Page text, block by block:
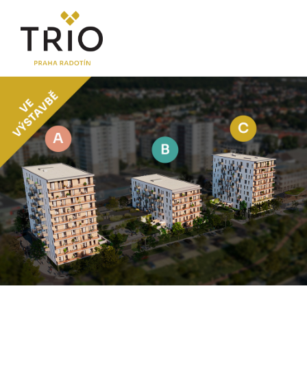
O PROJEKTU
Proč TRIO Radotín
FAQ sekce
Novinky
Postup koupě a financování
LOKALITA
CENÍK
Byty